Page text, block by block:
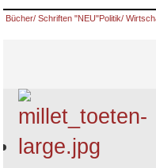
Bücher/ Schriften "NEU"Politik/